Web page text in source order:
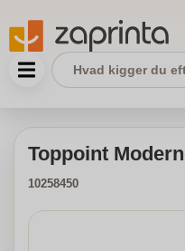
Toppoint
10258450